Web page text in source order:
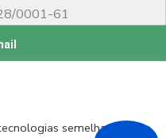
0001-61
semelhantes de